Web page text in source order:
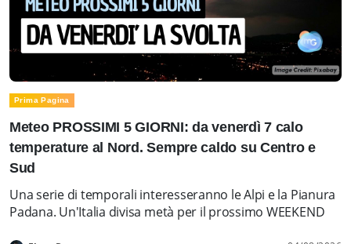
Prima Pagina
Meteo PROSSIMI 5 GIORNI: da venerdì 7 calo
temperature al Nord. Sempre caldo su Centro e
Sud
Una serie di temporali interesseranno le Alpi e la Pianura
Padana. Un'Italia divisa metà per il prossimo WEEKEND